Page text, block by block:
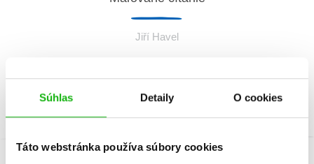
Súhlas Detaily O cookies
Táto webstránka používa súbory cookies
Jiří Havel